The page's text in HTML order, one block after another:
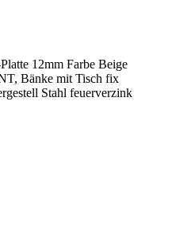
12mm Farbe Beige
Bänke mit Tisch fix
Stahl feuerverzink